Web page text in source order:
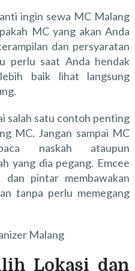
ingin sewa MC Malang
MC yang akan Anda
dan persyaratan
perlu saat Anda hendak
baik lihat langsung
salah satu contoh penting
MC. Jangan sampai MC
naskah ataupun
yang dia pegang. Emcee
pintar membawakan
tanpa perlu memegang
Lokasi dan